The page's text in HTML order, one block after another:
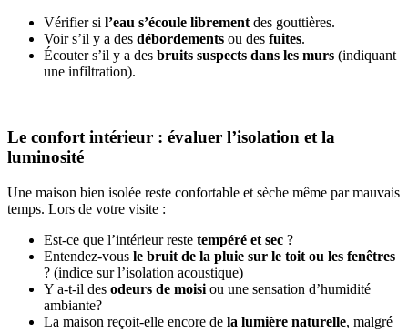
Vérifier si l’eau s’écoule librement des gouttières.
Voir s’il y a des débordements ou des fuites.
Écouter s’il y a des bruits suspects dans les murs (indiquant
une infiltration).
Le confort intérieur : évaluer l’isolation et la
luminosité
Une maison bien isolée reste confortable et sèche même par mauvais
temps. Lors de votre visite :
Est-ce que l’intérieur reste tempéré et sec ?
Entendez-vous le bruit de la pluie sur le toit ou les fenêtres
? (indice sur l’isolation acoustique)
Y a-t-il des odeurs de moisi ou une sensation d’humidité
ambiante?
La maison reçoit-elle encore de la lumière naturelle, malgré